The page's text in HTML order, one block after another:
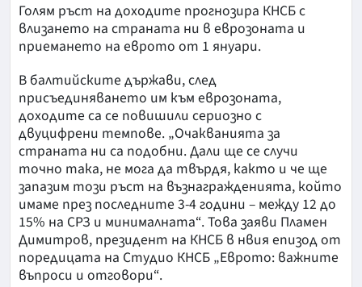
Голям ръст на доходите прогнозира КНСБ с
влизането на страната ни в еврозоната и
приемането на еврото от 1 януари.
В балтийските държави, след
присъединяването им към еврозоната,
доходите са се повишили сериозно с
двуцифрени темпове. „Очакванията за
страната ни са подобни. Дали ще се случи
точно така, не мога да твърдя, както и че ще
запазим този ръст на възнагражденията, който
имаме през последните 3-4 години – между 12 до
15% на СРЗ и минималната“. Това заяви Пламен
Димитров, президент на КНСБ в нвия епизод от
поредицата на Студио КНСБ „Еврото: важните
въпроси и отговори“.